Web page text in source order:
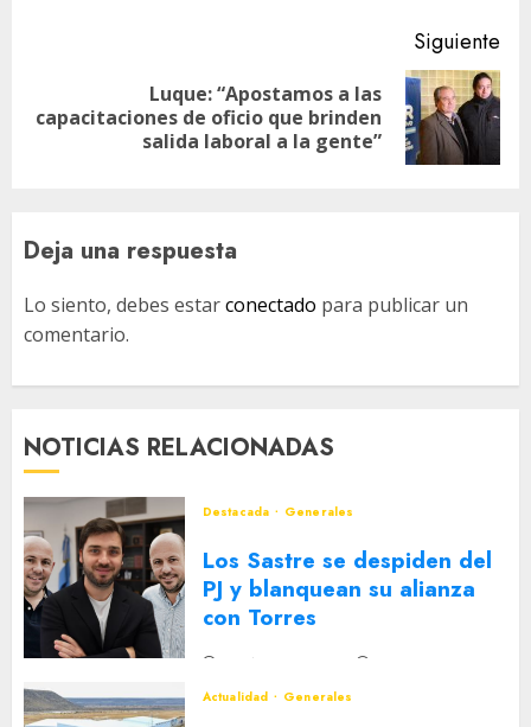
Siguiente
Siguiente
Luque: “Apostamos a las
capacitaciones de oficio que brinden
salida laboral a la gente”
Deja una respuesta
Lo siento, debes estarconectado para publicar un
comentario.
NOTICIAS RELACIONADAS
Destacada Generales
Los Sastre se despiden del
PJ y blanquean su alianza
con Torres
2 DE AGOSTO DE 2026
Actualidad
Generales